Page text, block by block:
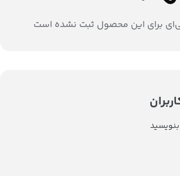
برای این محصول ثبت نشده است